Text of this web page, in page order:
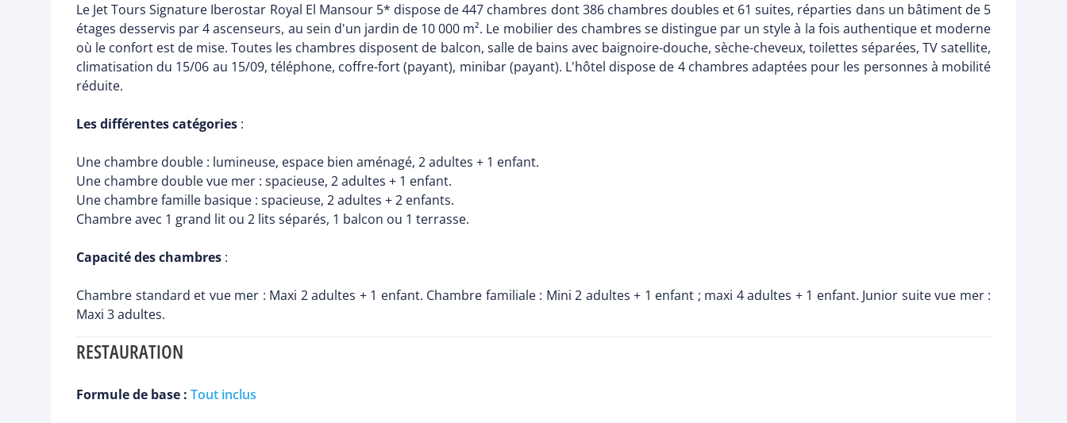
Le Jet Tours Signature Iberostar Royal El Mansour 5* dispose de 447 chambres dont 386 chambres doubles et 61 suites, réparties dans un bâtiment de 5
étages desservis par 4 ascenseurs, au sein d'un jardin de 10 000 m². Le mobilier des chambres se distingue par un style à la fois authentique et moderne
où le confort est de mise. Toutes les chambres disposent de balcon, salle de bains avec baignoire-douche, sèche-cheveux, toilettes séparées, TV satellite,
climatisation du 15/06 au 15/09, téléphone, coffre-fort (payant), minibar (payant). L'hôtel dispose de 4 chambres adaptées pour les personnes à mobilité
réduite.
Les différentes catégories :
Une chambre double : lumineuse, espace bien aménagé, 2 adultes + 1 enfant.
Une chambre double vue mer : spacieuse, 2 adultes + 1 enfant.
Une chambre famille basique : spacieuse, 2 adultes + 2 enfants.
Chambre avec 1 grand lit ou 2 lits séparés, 1 balcon ou 1 terrasse.
Capacité des chambres :
Chambre standard et vue mer : Maxi 2 adultes + 1 enfant. Chambre familiale : Mini 2 adultes + 1 enfant ; maxi 4 adultes + 1 enfant. Junior suite vue mer :
Maxi 3 adultes.
RESTAURATION
Formule de base : Tout inclus